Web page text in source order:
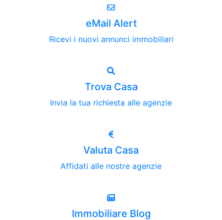
eMail Alert
Ricevi i nuovi annunci immobiliari
Trova Casa
Invia la tua richiesta alle agenzie
Valuta Casa
Affidati alle nostre agenzie
Immobiliare Blog